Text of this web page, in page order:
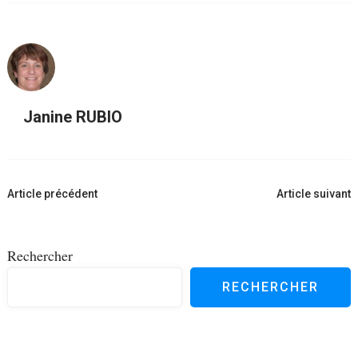
Janine RUBIO
Navigation
Article précédent Article suivant
Rechercher
RECHERCHER